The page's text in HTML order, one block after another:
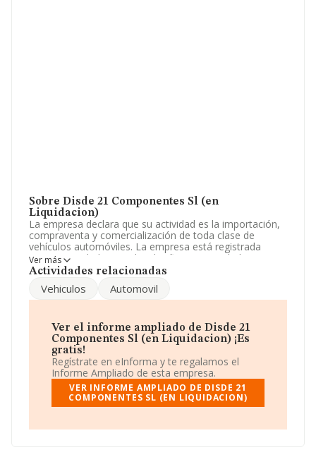
Sobre Disde 21 Componentes Sl (en
Liquidacion)
La empresa declara que su actividad es la importación,
compraventa y comercialización de toda clase de
vehículos automóviles. La empresa está registrada
como Sociedad Limitada. Clasifica su actividad CNAE
como 'Intermediarios del comercio de productos
en mercados exteriores.
Liquidacion), CIF B83775296, está situada en Calle
Virgen De Aranzazu núm. 23, (28034), Madrid, Madrid.
En relación con el sector y disponiendo de los datos de
hasta 35.522 empresas, la facturación en el ámbito
nacional alcanza los 14.930 millones de euros y se
estima que el promedio de la facturación entre todas
las empresas es de 420 mil euros. En relación con la
datos de INFORMA aparecen 8469 empresas, cuyas
Ver más
Actividades relacionadas
Vehiculos Automovil
Ver el informe ampliado de Disde 21
Componentes Sl (en Liquidacion) ¡Es
gratis!
Regístrate en eInforma y te regalamos el
Informe Ampliado de esta empresa.
VER INFORME AMPLIADO DE DISDE 21
COMPONENTES SL (EN LIQUIDACION)